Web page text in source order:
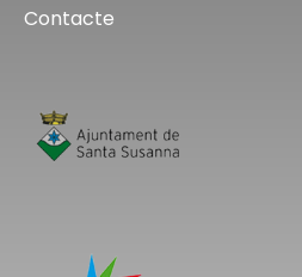
Contacte